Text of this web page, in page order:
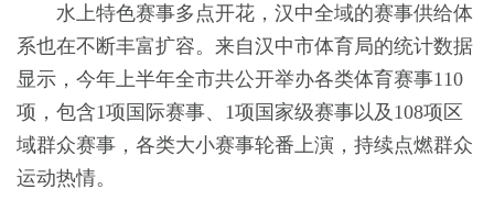
水上特色赛事多点开花，汉中全域的赛事供给体
系也在不断丰富扩容。来自汉中市体育局的统计数据
显示，今年上半年全市共公开举办各类体育赛事110
项，包含1项国际赛事、1项国家级赛事以及108项区
域群众赛事，各类大小赛事轮番上演，持续点燃群众
运动热情。